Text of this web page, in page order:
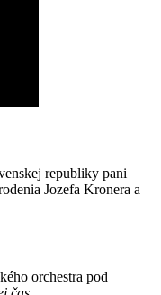
republiky pani
Jozefa Kronera a
orchestra pod